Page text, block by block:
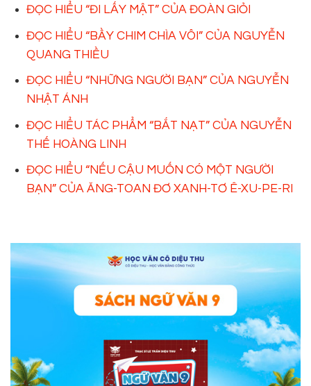
ĐỌC HIỂU “ĐI LẤY MẬT” CỦA ĐOÀN GIỎI
ĐỌC HIỂU “BẦY CHIM CHÌA VÔI” CỦA NGUYỄN
QUANG THIỀU
ĐỌC HIỂU “NHỮNG NGƯỜI BẠN” CỦA NGUYỄN
NHẬT ÁNH
ĐỌC HIỂU TÁC PHẨM “BẮT NẠT” CỦA NGUYỄN
THẾ HOÀNG LINH
ĐỌC HIỂU “NẾU CẬU MUỐN CÓ MỘT NGƯỜI
BẠN” CỦA ĂNG-TOAN ĐƠ XANH-TƠ Ê-XU-PE-RI